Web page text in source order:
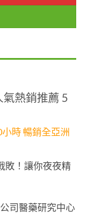
熱銷推薦 5
時 暢銷全亞洲
敗！讓你夜夜精
司醫藥研究中心